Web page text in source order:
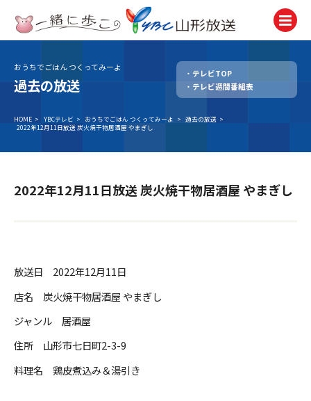
ラジオ
Radio
試写会・プレゼント
Present
ＹＢＣオンデマンド
おうちでごはん つくってみーよ
過去の放送
テレビTOP
テレビ週間番組表
HOME > YBCテレビ > おうちでごはん つくってみーよ > 過去の放送 >
2022年12月11日放送 炭火焼干物居酒屋 やまぎし
2022年12月11日放送 炭火焼干物居酒屋 やまぎし
放送日 2022年12月11日
店名 炭火焼干物居酒屋 やまぎし
ジャンル 居酒屋
住所 山形市七日町2-3-9
料理名 鶏皮煮込み＆湯引き